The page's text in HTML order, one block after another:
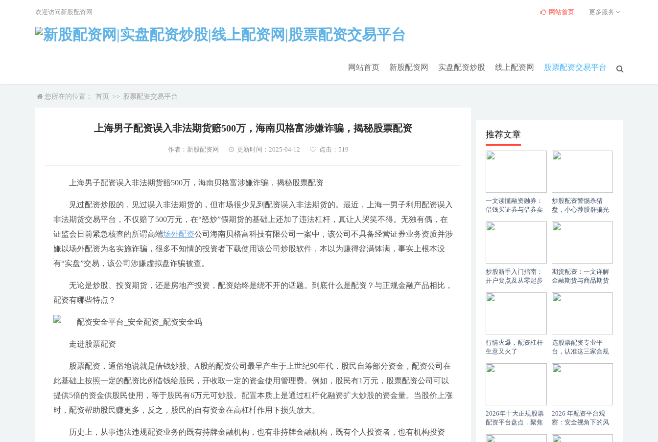
网站首页 新股配资网 实盘配资炒股 线上配资网 股票配资交易平台
网站首页 更多服务
欢迎访问新股配资网
您所在的位置： 首页 >> 股票配资交易平台
上海男子配资误入非法期货赔500万，海南贝格富涉嫌诈骗，揭秘股票配资
作者：新股配资网 更新时间：2025-04-12 点击：519
上海男子配资误入非法期货赔500万，海南贝格富涉嫌诈骗，揭秘股票配资
见过配资炒股的，见过误入非法期货的，但市场很少见到配资误入非法期货的。最近，上海一男子利用配资误入
非法期货交易平台，不仅赔了500万元，在“怒炒”假期货的基础上还加了违法杠杆，真让人哭笑不得。无独有偶，在
证监会日前紧急核查的所谓高端场外配资公司海南贝格富科技有限公司一案中，该公司不具备经营证券业务资质并涉
嫌以场外配资为名实施诈骗，很多不知情的投资者下载使用该公司炒股软件，本以为赚得盆满钵满，事实上根本没
有“实盘”交易，该公司涉嫌虚拟盘诈骗被查。
无论是炒股、投资期货，还是房地产投资，配资始终是绕不开的话题。到底什么是配资？与正规金融产品相比，
配资有哪些特点？
走进股票配资
股票配资，通俗地说就是借钱炒股。A股的配资公司最早产生于上世纪90年代，股民自筹部分资金，配资公司在
此基础上按照一定的配资比例借钱给股民，开收取一定的资金使用管理费。例如，股民有1万元，股票配资公司可以
提供5倍的资金供股民使用，等于股民有6万元可炒股。配置本质上是通过杠杄化融资扩大炒股的资金量。当股价上涨
时，配资帮助股民赚更多，反之，股民的自有资金在高杠杄作用下损失放大。
历史上，从事违法违规配资业务的既有持牌金融机构，也有非持牌金融机构，既有个人投资者，也有机构投资
推荐文章
一文读懂融资融券：
借钱买证券与借券卖
炒股配资警惕杀猪
盘，小心荐股群骗光
炒股新手入门指南：
开户要点及从零起步
期货配资：一文详解
金融期货与商品期货
行情火爆，配资杠杆
生意又火了
选股票配资专业平
台，认准这三家合规
2026年十大正规股票
配资平台盘点，聚焦
2026 年配资平台观
察：安全视角下的风